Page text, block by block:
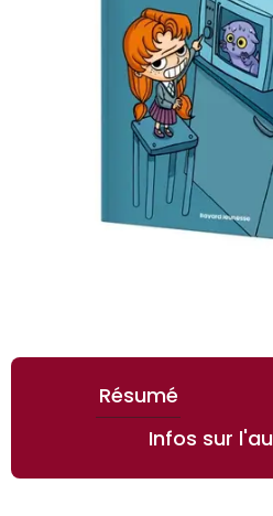
Résumé
Infos sur